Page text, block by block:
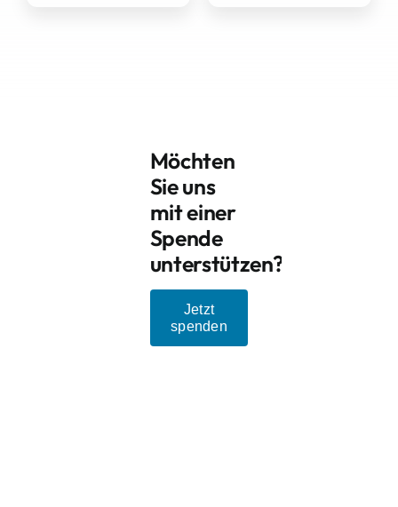
Möchten
Sie uns
mit einer
Spende
unterstützen?
Jetzt
spenden